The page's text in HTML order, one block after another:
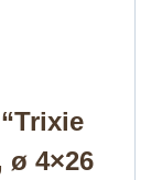
ø 4×26